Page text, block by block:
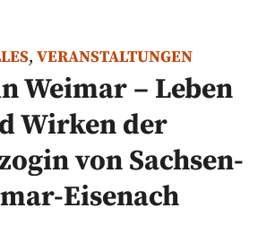
, VERANSTALTUNGEN
Weimar – Leben
Wirken der
von Sachsen-
Eisenach